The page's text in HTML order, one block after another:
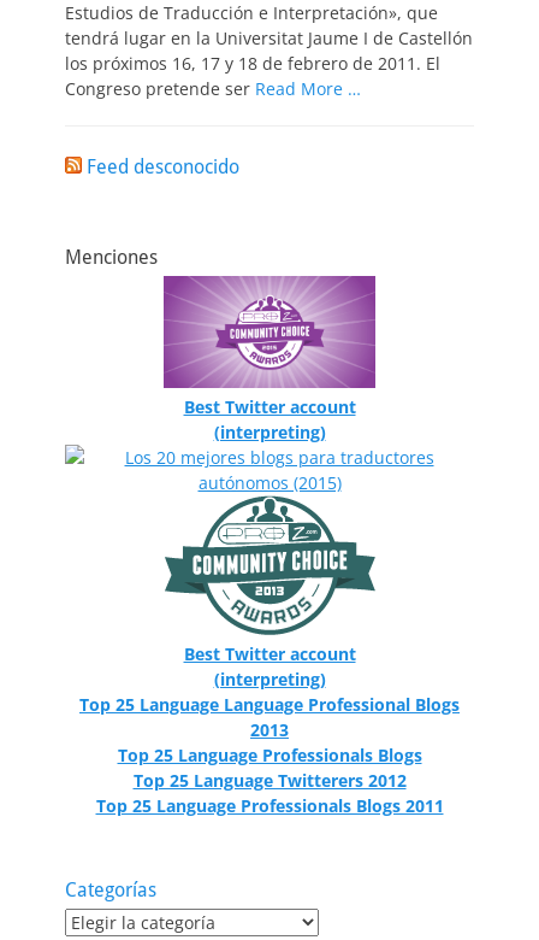
Estudios de Traducción e Interpretación», que
tendrá lugar en la Universitat Jaume I de Castellón
los próximos 16, 17 y 18 de febrero de 2011. El
Congreso pretende ser Read More …
Feed desconocido
Menciones
Best Twitter account
(interpreting)
Best Twitter account
(interpreting)
Top 25 Language Language Professional Blogs
2013
Top 25 Language Professionals Blogs
Top 25 Language Twitterers 2012
Top 25 Language Professionals Blogs 2011
Categorías
Categorías